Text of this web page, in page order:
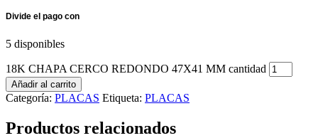
5 disponibles
18K CHAPA CERCO REDONDO 47X41 MM cantidad
Añadir al carrito
Categoría: PLACAS Etiqueta: PLACAS
Productos relacionados